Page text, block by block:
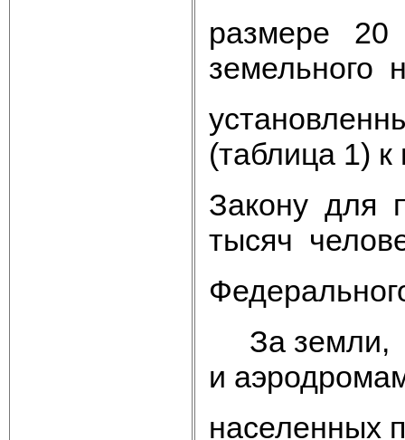
размере 20
земельного
(таблица 1)
Закону для
тысяч
За земли,
и
населенных